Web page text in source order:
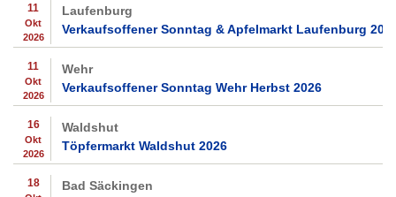
11
Okt
2026
Laufenburg
Verkaufsoffener Sonntag & Apfelmarkt Laufenburg
11
Okt
2026
Wehr
Verkaufsoffener Sonntag Wehr Herbst 2026
16
Okt
2026
Waldshut
Töpfermarkt Waldshut 2026
18 Bad Säckingen